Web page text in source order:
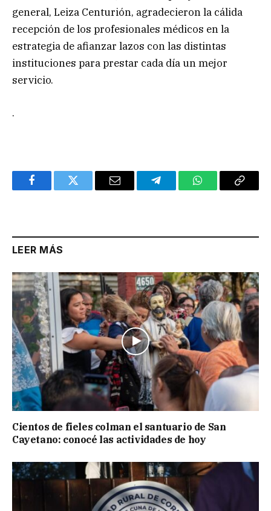
general, Leiza Centurión, agradecieron la cálida
recepción de los profesionales médicos en la
estrategia de afianzar lazos con las distintas
instituciones para prestar cada día un mejor
servicio.
.
FacebookTwitter Email TelegramWhatsAppCopy
LEER MÁS
Cientos de fieles colman el santuario de San
Cayetano: conocé las actividades de hoy